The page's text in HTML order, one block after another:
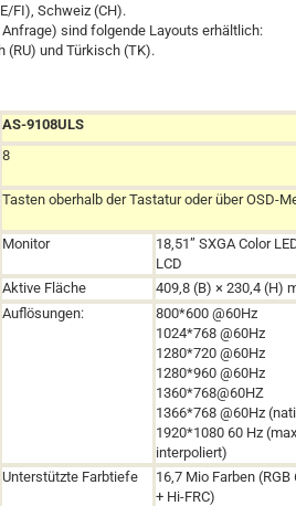
FI), Schweiz (CH).
sind folgende Layouts erhältlich:
(RU) und Türkisch (TK).
AS-9108ULS
8
Tasten oberhalb der Tastatur oder über OSD-
Monitor
18,51” SXGA Color
LCD
Aktive Fläche
409,8 (B) × 230,4 (H)
Auflösungen:
800*600 @60Hz
1024*768 @60Hz
1280*720 @60Hz
1280*960 @60Hz
1360*768@60HZ
1366*768 @60Hz
1920*1080 60 Hz
interpoliert)
Unterstützte Farbtiefe
16,7 Mio Farben (RGB
+ Hi-FRC)